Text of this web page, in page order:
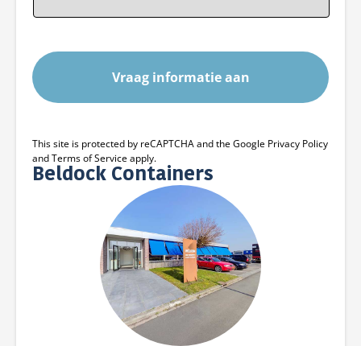
This site is protected by reCAPTCHA and the Google Privacy Policy
and Terms of Service apply.
Beldock Containers